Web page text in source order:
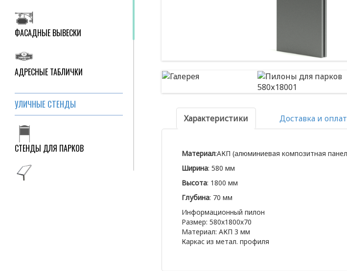
ФАСАДНЫЕ ВЫВЕСКИ
АДРЕСНЫЕ ТАБЛИЧКИ
УЛИЧНЫЕ СТЕНДЫ
СТЕНДЫ ДЛЯ ПАРКОВ
Характеристики Доставка и
Материал:АКП (алюминиевая композитная
Ширина: 580 мм
Высота: 1800 мм
Глубина: 70 мм
Информационный пилон
Размер: 580х1800х70
Материал: АКП 3 мм
Каркас из метал. профиля